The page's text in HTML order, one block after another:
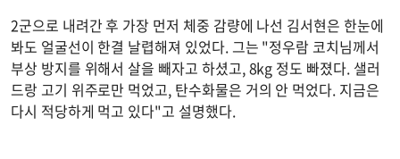
2군으로 내려간 후 가장 먼저 체중 감량에 나선 김서현은 한눈에
봐도 얼굴선이 한결 날렵해져 있었다. 그는 "정우람 코치님께서
부상 방지를 위해서 살을 빼자고 하셨고, 8kg 정도 빠졌다. 샐러
드랑 고기 위주로만 먹었고, 탄수화물은 거의 안 먹었다. 지금은
다시 적당하게 먹고 있다"고 설명했다.